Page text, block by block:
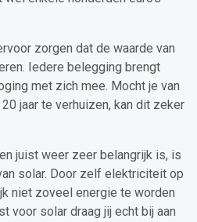
zorgen dat de waarde van
Iedere belegging brengt
met zich mee. Mocht je van
jaar te verhuizen, kan dit zeker
juist weer zeer belangrijk is, is
solar. Door zelf elektriciteit op
niet zoveel energie te worden
voor solar draag jij echt bij aan